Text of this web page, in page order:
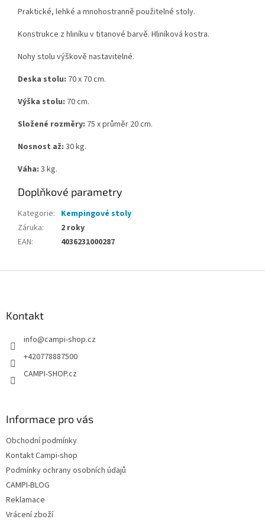
Praktické, lehké a mnohostranně použitelné stoly.
Konstrukce z hliníku v titanové barvě. Hliníková kostra.
Nohy stolu výškově nastavitelné.
Deska stolu: 70 x 70 cm.
Výška stolu: 70 cm.
Složené rozměry: 75 x průměr 20 cm.
Nosnost až: 30 kg.
Váha: 3 kg.
Doplňkové parametry
Kategorie: Kempingové stoly
Záruka:
2 roky
EAN: 4036231000287
Kontakt
info@campi-shop.cz
+420778887500
CAMPI-SHOP.cz
Informace pro vás
Obchodní podmínky
Kontakt Campi-shop
Podmínky ochrany osobních údajů
CAMPI-BLOG
Reklamace
Vrácení zboží